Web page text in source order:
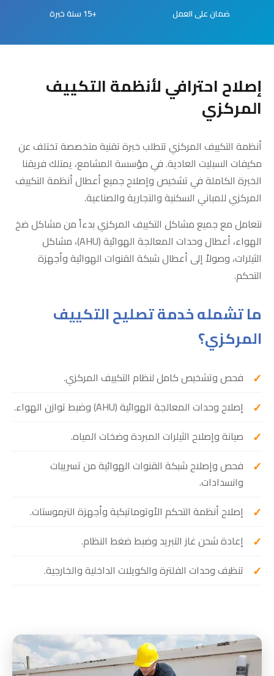
ضمان على العمل +15 سنة خبرة
إصلاح احترافي لأنظمة التكييف
المركزي
أنظمة التكييف المركزي تتطلب خبرة تقنية متخصصة تختلف عن
مكيفات السبليت العادية. في مؤسسة المشامع، يمتلك فريقنا
الخبرة الكاملة في تشخيص وإصلاح جميع أعطال أنظمة التكييف
المركزي للمباني السكنية والتجارية والصناعية.
نتعامل مع جميع مشاكل التكييف المركزي بدءاً من مشاكل ضخ
الهواء، أعطال وحدات المعالجة الهوائية (AHU)، مشاكل
الثيلرات، وصولاً إلى أعطال شبكة القنوات الهوائية وأجهزة
التحكم.
ما تشمله خدمة تصليح التكييف
المركزي؟
فحص وتشخيص كامل لنظام التكييف المركزي.
إصلاح وحدات المعالجة الهوائية (AHU) وضبط توازن الهواء.
صيانة وإصلاح الثيلرات المبردة وضخات المياه.
فحص وإصلاح شبكة القنوات الهوائية من تسريبات
وانسدادات.
إصلاح أنظمة التحكم الأوتوماتيكية وأجهزة الترموستات.
إعادة شحن غاز التبريد وضبط ضغط النظام.
تنظيف وحدات الفلترة والكويلات الداخلية والخارجية.